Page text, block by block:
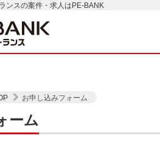
ンスの案件・求人はPE-BANK
お申し込みフォーム
ーム